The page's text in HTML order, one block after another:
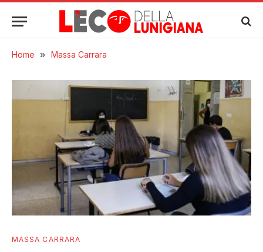
Home » Massa Carrara
MASSA CARRARA